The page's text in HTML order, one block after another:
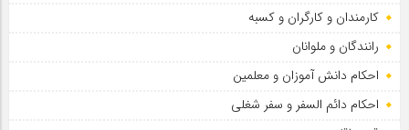
کارمندان و کارگران و کسبه
رانندگان و ملوانان
احکام دانش آموزان و معلمین
احکام دائم السفر و سفر شغلی